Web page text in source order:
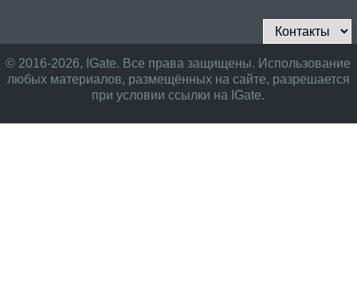
© 2016-2026, IGate. Все права защищены. Использование
любых материалов, размещённых на сайте, разрешается
при условии ссылки на IGate.